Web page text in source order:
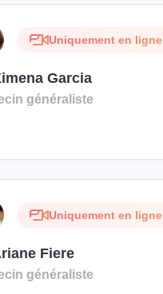
Uniquement en ligne
Garcia
généraliste
Uniquement en ligne
Fiere
généraliste